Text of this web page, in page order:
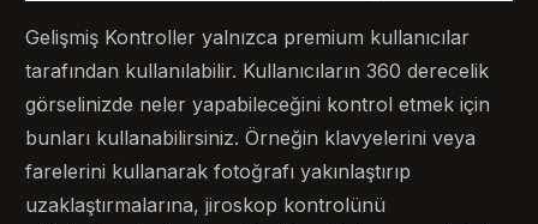
Gelişmiş Kontroller yalnızca premium kullanıcılar
tarafından kullanılabilir. Kullanıcıların 360 derecelik
görselinizde neler yapabileceğini kontrol etmek için
bunları kullanabilirsiniz. Örneğin klavyelerini veya
farelerini kullanarak fotoğrafı yakınlaştırıp
uzaklaştırmalarına, jiroskop kontrolünü